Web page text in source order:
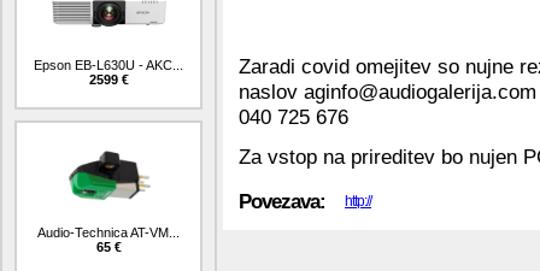
Epson EB-L630U - AKC...
2599 €
Audio-Technica AT-VM...
65 €
Zaradi covid omejitev so nujne
naslov
040 725 676
Za vstop na prireditev bo nujen
Povezava:
http://